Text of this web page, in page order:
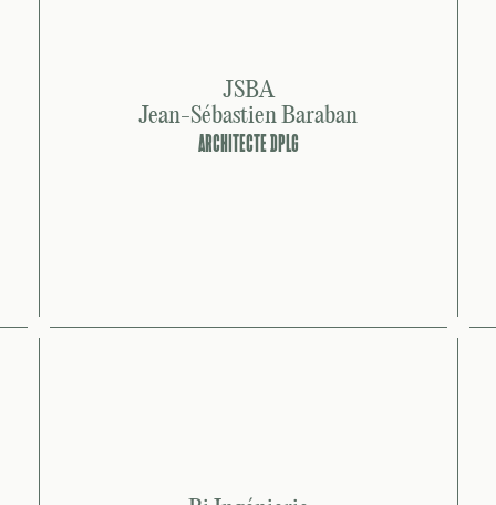
JSBA
Jean-Sébastien Baraban
ARCHITECTE DPLG